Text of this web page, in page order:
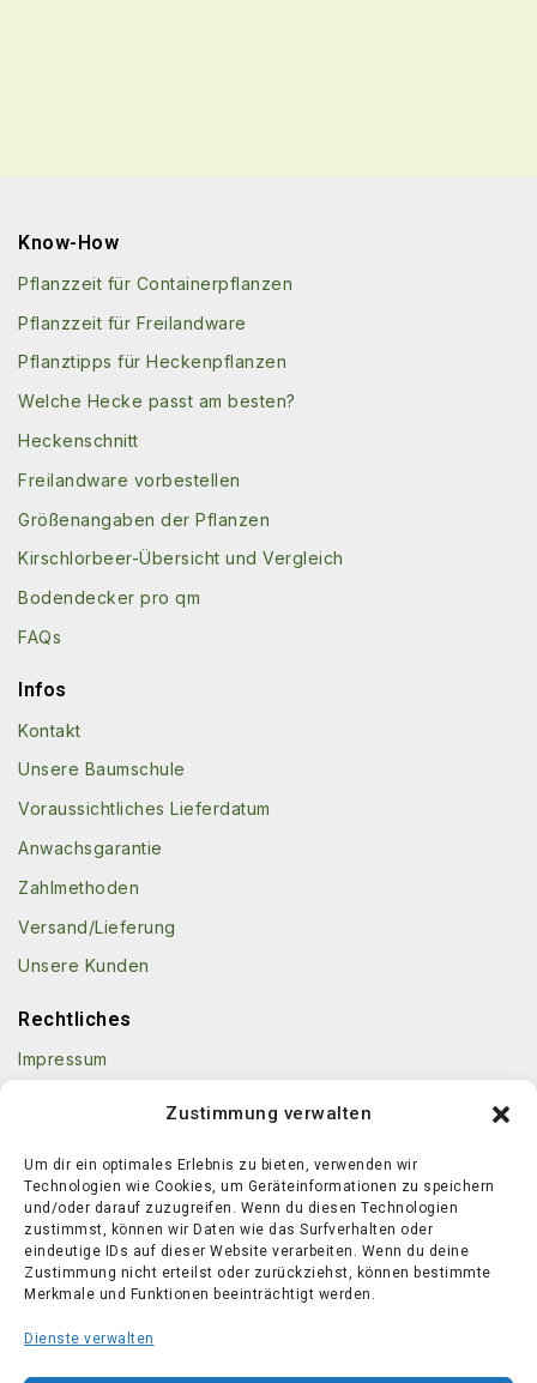
Zustimmung verwalten
Um dir ein optimales Erlebnis zu bieten, verwenden wir
Technologien wie Cookies, um Geräteinformationen zu speichern
und/oder darauf zuzugreifen. Wenn du diesen Technologien
zustimmst, können wir Daten wie das Surfverhalten oder
eindeutige IDs auf dieser Website verarbeiten. Wenn du deine
Zustimmung nicht erteilst oder zurückziehst, können bestimmte
Merkmale und Funktionen beeinträchtigt werden.
Dienste verwalten
Know-How
Pflanzzeit für Containerpflanzen
Pflanzzeit für Freilandware
Pflanztipps für Heckenpflanzen
Welche Hecke passt am besten?
Heckenschnitt
Freilandware vorbestellen
Größenangaben der Pflanzen
Kirschlorbeer-Übersicht und Vergleich
Bodendecker pro qm
FAQs
Infos
Kontakt
Unsere Baumschule
Voraussichtliches Lieferdatum
Anwachsgarantie
Zahlmethoden
Versand/Lieferung
Unsere Kunden
Rechtliches
Impressum
Datenschutz
Echtheit von Bewertungen
Widerrufsbestimmungen
[Widerruf einreichen]
Cookies-Anpassen